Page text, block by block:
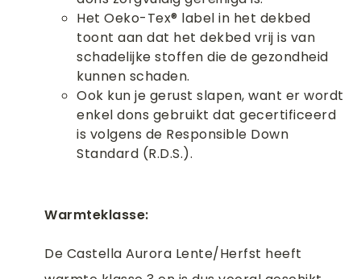
Het Oeko-Tex® label in het dekbed
toont aan dat het dekbed vrij is van
schadelijke stoffen die de gezondheid
kunnen schaden.
Ook kun je gerust slapen, want er wordt
enkel dons gebruikt dat gecertificeerd
is volgens de Responsible Down
Standard (R.D.S.).
Warmteklasse:
De Castella Aurora Lente/Herfst heeft